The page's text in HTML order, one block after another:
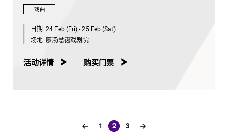
戏曲
日期: 24 Feb (Fri) - 25 Feb (Sat)
场地: 廖汤慧霭戏剧院
活动详情 购买门票
1 2
(current)
3